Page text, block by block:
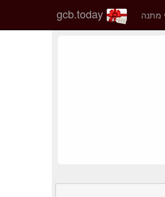
מתנה